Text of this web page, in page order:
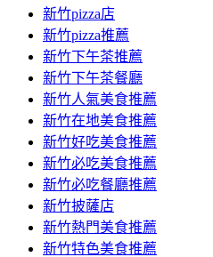
新竹pizza店
新竹pizza推薦
新竹下午茶推薦
新竹下午茶餐廳
新竹人氣美食推薦
新竹在地美食推薦
新竹好吃美食推薦
新竹必吃美食推薦
新竹必吃餐廳推薦
新竹披薩店
新竹熱門美食推薦
新竹特色美食推薦